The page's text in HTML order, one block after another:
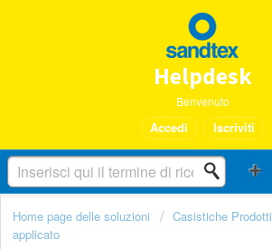
Helpdesk
Benvenuto
Accedi Iscriviti
Home page delle soluzioni Casistiche Prodotti
applicato